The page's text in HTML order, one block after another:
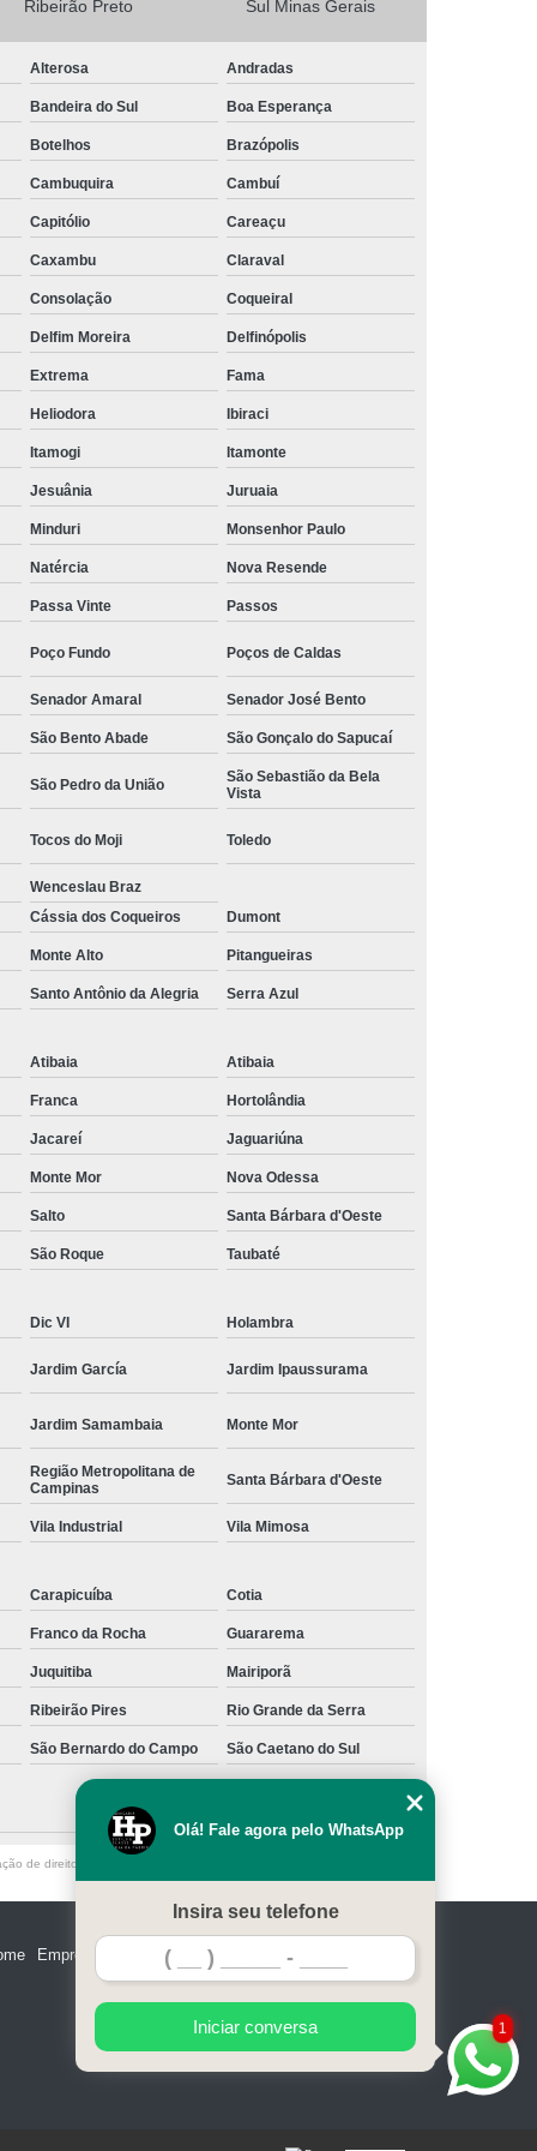
Camisa Social Manga Longa
Camisa Social Manga Longa Preta
Camisa Social Masculina Preta Manga Longa
Camisa a Rigor Social Masculina
Social Branca Masculina
Camisa Social Jeans Masculina
Social Masculina a Rigor
Manga Longa Social Masculina Preço
Social Branca Masculina Preço
Camisa Social Jeans Masculina Preço
Camisa Social Masculina Manga Curta Preço
Camisa Social Masculina Preço
Camisa Social Masculina Slim Preço
Fábrica Camisa Social
Fábrica de Camisa Social
Fábrica de Camisa Social Masculina
Loja de Fábrica Camisa Social
Loja de Moda Masculina Online
Loja Moda Masculina Executivo
Social
Loja Virtual Moda Masculina
Moda Básica Masculina
Masculina
Moda Masculina
Social
Moda Masculina Esporte Fino
Social
Moda Plus Size Masculina
Roupas Estilosas Masculinas
Moda
Roupas Masculinas Esporte Fino
Roupas Masculinas na Moda
Social Roupas Sociais Masculinas
Ribeirão Preto Sul Minas Gerais
Alterosa Andradas
Bandeira do Sul Boa Esperança
Botelhos Brazópolis
Cambuquira Cambuí
Capitólio Careaçu
Caxambu Claraval
Consolação Coqueiral
Delfim Moreira Delfinópolis
Extrema Fama
Heliodora Ibiraci
Itamogi Itamonte
Jesuânia Juruaia
Minduri Monsenhor Paulo
Natércia Nova Resende
Passa Vinte Passos
Poço Fundo Poços de Caldas
Senador Amaral Senador José Bento
São Bento Abade São Gonçalo do Sapucaí
São Pedro da União
São Sebastião da Bela
Vista
Tocos do Moji Toledo
Wenceslau Braz
Cássia dos Coqueiros Dumont
Monte Alto Pitangueiras
Santo Antônio da Alegria Serra Azul
Atibaia Atibaia
Franca Hortolândia
Jacareí Jaguariúna
Monte Mor Nova Odessa
Salto Santa Bárbara d'Oeste
São Roque Taubaté
Dic VI Holambra
Jardim García Jardim Ipaussurama
Jardim Samambaia Monte Mor
Região Metropolitana de
Campinas
Santa Bárbara d'Oeste
Vila Industrial Vila Mimosa
Carapicuíba Cotia
Franco da Rocha Guararema
Juquitiba Mairiporã
Ribeirão Pires Rio Grande da Serra
São Bernardo do Campo São Caetano do Sul
de direito autoral – artigo 184 do Código Penal –
Empresa Serviços Contato
1
Olá! Fale agora pelo WhatsApp
Insira seu telefone
Iniciar conversa